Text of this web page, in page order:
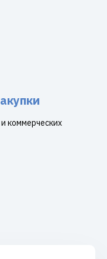
коммерческих